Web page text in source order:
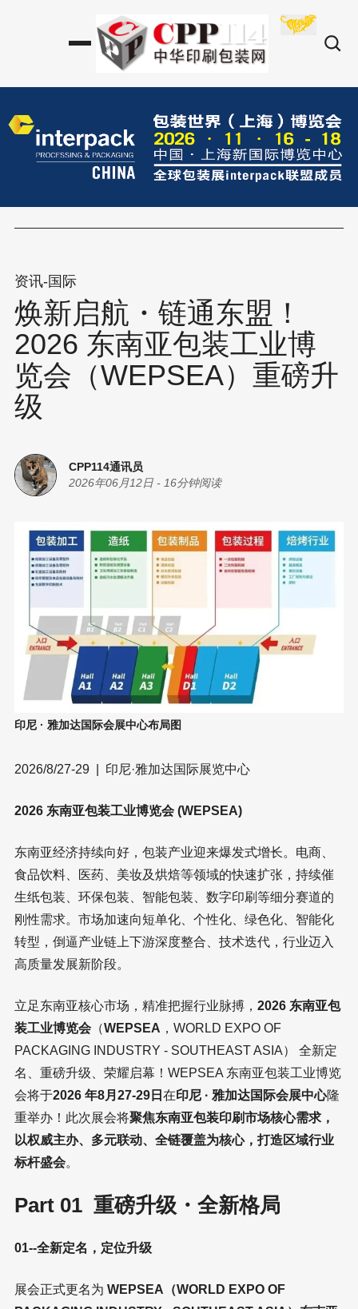
资讯-国际
焕新启航・链通东盟！
2026 东南亚包装工业博
览会（WEPSEA）重磅升
级
CPP114通讯员
2026年06月12日 - 16分钟阅读
印尼 · 雅加达国际会展中心布局图
2026/8/27-29 | 印尼·雅加达国际展览中心
2026 东南亚包装工业博览会 (WEPSEA)
东南亚经济持续向好，包装产业迎来爆发式增长。电商、
食品饮料、医药、美妆及烘焙等领域的快速扩张，持续催
生纸包装、环保包装、智能包装、数字印刷等细分赛道的
刚性需求。市场加速向短单化、个性化、绿色化、智能化
转型，倒逼产业链上下游深度整合、技术迭代，行业迈入
高质量发展新阶段。
立足东南亚核心市场，精准把握行业脉搏， 2026 东南亚包
装工业博览会 （WEPSEA ，WORLD EXPO OF
PACKAGING INDUSTRY - SOUTHEAST ASIA） 全新定
名、重磅升级、荣耀启幕！WEPSEA 东南亚包装工业博览
会将于2026 年8月27-29日 在印尼 · 雅加达国际会展中心隆
重举办！此次展会将聚焦东南亚包装印刷市场核心需求，
以权威主办、多元联动、全链覆盖为核心，打造区域行业
标杆盛会。
Part 01 重磅升级・全新格局
01--全新定名，定位升级
展会正式更名为 WEPSEA（WORLD EXPO OF